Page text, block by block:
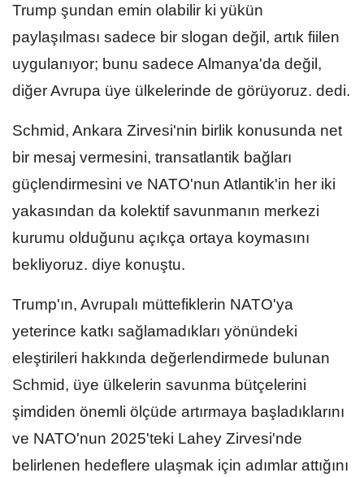
Trump şundan emin olabilir ki yükün
paylaşılması sadece bir slogan değil, artık fiilen
uygulanıyor; bunu sadece Almanya'da değil,
diğer Avrupa üye ülkelerinde de görüyoruz. dedi.
Schmid, Ankara Zirvesi'nin birlik konusunda net
bir mesaj vermesini, transatlantik bağları
güçlendirmesini ve NATO'nun Atlantik'in her iki
yakasından da kolektif savunmanın merkezi
kurumu olduğunu açıkça ortaya koymasını
bekliyoruz. diye konuştu.
Trump'ın, Avrupalı müttefiklerin NATO'ya
yeterince katkı sağlamadıkları yönündeki
eleştirileri hakkında değerlendirmede bulunan
Schmid, üye ülkelerin savunma bütçelerini
şimdiden önemli ölçüde artırmaya başladıklarını
ve NATO'nun 2025'teki Lahey Zirvesi'nde
belirlenen hedeflere ulaşmak için adımlar attığını